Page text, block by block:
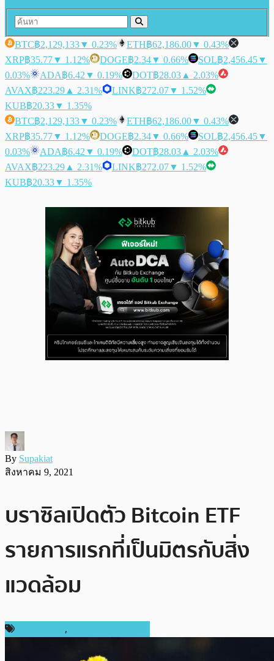
BTC฿2,129,133▼ 0.23% ETH฿62,186.00▼ 0.43%
XRP฿35.77▼ 1.12% DOGE฿2.34▼ 0.66% SOL฿2,456.45▼
0.03%
ADA฿6.42 ▼ 0.19% DOT฿28.03 ▲ 2.03%
AVAX฿223.29 ▲ 2.31% LINK฿272.07▼ 1.52%
KUB฿20.33▼ 1.35%
BTC฿2,129,133▼ 0.23% ETH฿62,186.00▼ 0.43%
XRP฿35.77▼ 1.12% DOGE฿2.34▼ 0.66% SOL฿2,456.45▼
0.03%
ADA฿6.42 ▼ 0.19% DOT฿28.03 ▲ 2.03%
AVAX฿223.29 ▲ 2.31% LINK฿272.07▼ 1.52%
KUB฿20.33▼ 1.35%
By Supakiat
สิงหาคม 9, 2021
บราซิลเปิดตัว Bitcoin ETF
รายการแรกที่เป็นมิตรกับสิ่ง
แวดล้อม
,